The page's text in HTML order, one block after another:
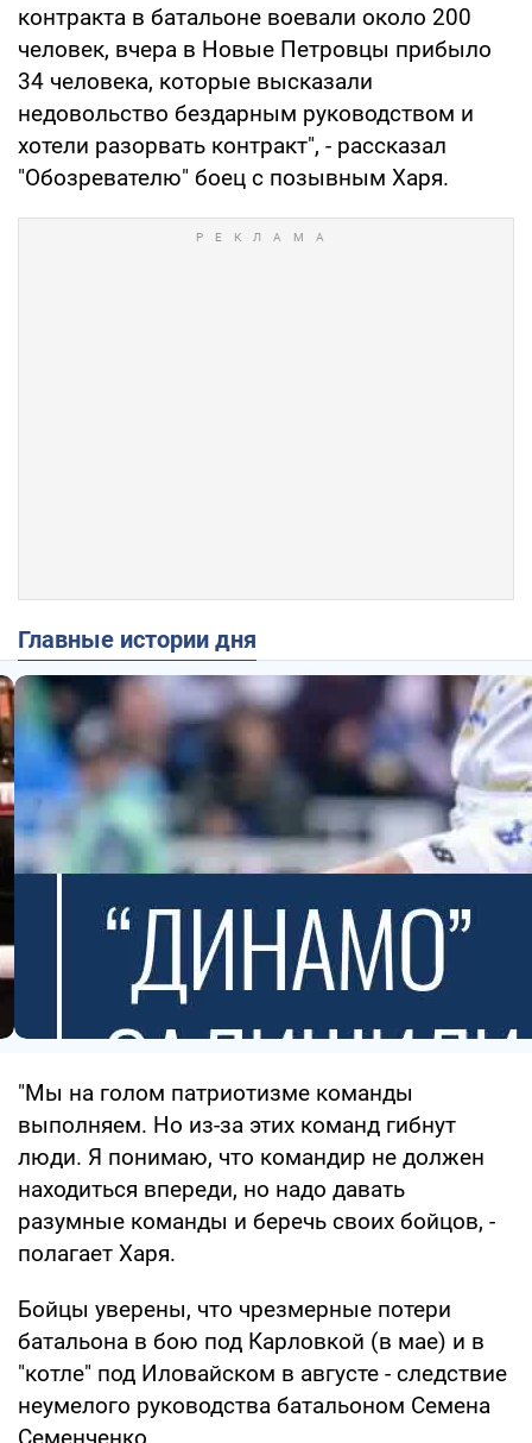
контракта в батальоне воевали около 200
человек, вчера в Новые Петровцы прибыло
34 человека, которые высказали
недовольство бездарным руководством и
хотели разорвать контракт", - рассказал
"Обозревателю" боец с позывным Харя.
Главные истории дня
"Мы на голом патриотизме команды
выполняем. Но из-за этих команд гибнут
люди. Я понимаю, что командир не должен
находиться впереди, но надо давать
разумные команды и беречь своих бойцов, -
полагает Харя.
Бойцы уверены, что чрезмерные потери
батальона в бою под Карловкой (в мае) и в
"котле" под Иловайском в августе - следствие
неумелого руководства батальоном Семена
Семенченко.